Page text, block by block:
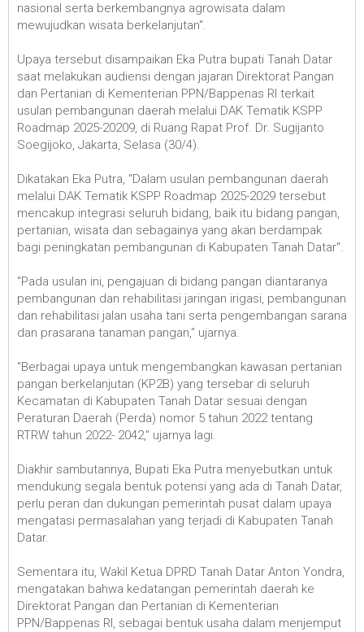
nasional serta berkembangnya agrowisata dalam
mewujudkan wisata berkelanjutan".
Upaya tersebut disampaikan Eka Putra bupati Tanah Datar
saat melakukan audiensi dengan jajaran Direktorat Pangan
dan Pertanian di Kementerian PPN/Bappenas RI terkait
usulan pembangunan daerah melalui DAK Tematik KSPP
Roadmap 2025-20209, di Ruang Rapat Prof. Dr. Sugijanto
Soegijoko, Jakarta, Selasa (30/4).
Dikatakan Eka Putra, "Dalam usulan pembangunan daerah
melalui DAK Tematik KSPP Roadmap 2025-2029 tersebut
mencakup integrasi seluruh bidang, baik itu bidang pangan,
pertanian, wisata dan sebagainya yang akan berdampak
bagi peningkatan pembangunan di Kabupaten Tanah Datar".
"Pada usulan ini, pengajuan di bidang pangan diantaranya
pembangunan dan rehabilitasi jaringan irigasi, pembangunan
dan rehabilitasi jalan usaha tani serta pengembangan sarana
dan prasarana tanaman pangan," ujarnya.
"Berbagai upaya untuk mengembangkan kawasan pertanian
pangan berkelanjutan (KP2B) yang tersebar di seluruh
Kecamatan di Kabupaten Tanah Datar sesuai dengan
Peraturan Daerah (Perda) nomor 5 tahun 2022 tentang
RTRW tahun 2022- 2042," ujarnya lagi.
Diakhir sambutannya, Bupati Eka Putra menyebutkan untuk
mendukung segala bentuk potensi yang ada di Tanah Datar,
perlu peran dan dukungan pemerintah pusat dalam upaya
mengatasi permasalahan yang terjadi di Kabupaten Tanah
Datar.
Sementara itu, Wakil Ketua DPRD Tanah Datar Anton Yondra,
mengatakan bahwa kedatangan pemerintah daerah ke
Direktorat Pangan dan Pertanian di Kementerian
PPN/Bappenas RI, sebagai bentuk usaha dalam menjemput